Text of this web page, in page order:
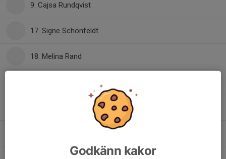
9. Cajsa Rundqvist
17. Signe Schönfeldt
18. Melina Rand
Godkänn kakor